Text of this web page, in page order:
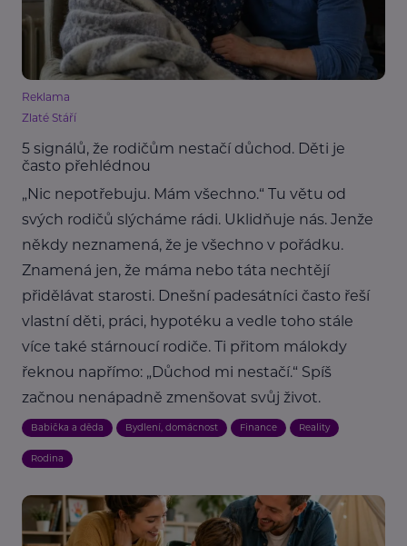
Reklama
Zlaté Stáří
5 signálů, že rodičům nestačí důchod. Děti je
často přehlédnou
„Nic nepotřebuju. Mám všechno.“ Tu větu od
svých rodičů slýcháme rádi. Uklidňuje nás. Jenže
někdy neznamená, že je všechno v pořádku.
Znamená jen, že máma nebo táta nechtějí
přidělávat starosti. Dnešní padesátníci často řeší
vlastní děti, práci, hypotéku a vedle toho stále
více také stárnoucí rodiče. Ti přitom málokdy
řeknou napřímo: „Důchod mi nestačí.“ Spíš
začnou nenápadně zmenšovat svůj život.
Babička a děda Bydlení, domácnost Finance Reality
Rodina